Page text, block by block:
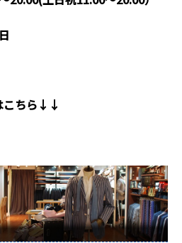
こちら↓↓